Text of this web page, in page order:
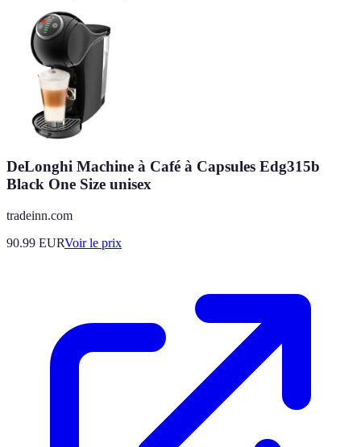
DeLonghi Machine à Café à Capsules Edg315b
Black One Size unisex
tradeinn.com
90.99 EURVoir le prix